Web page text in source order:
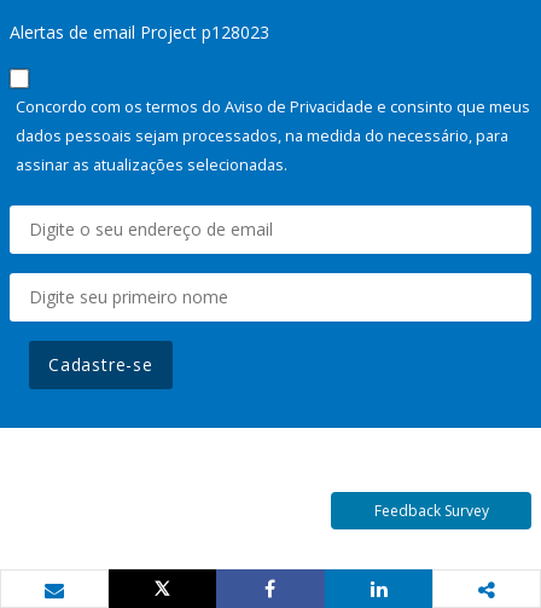
Alertas de email Project p128023
Concordo com os termos do Aviso de Privacidade e consinto que meus
dados pessoais sejam processados, na medida do necessário, para
assinar as atualizações selecionadas.
Cadastre-se
Feedback Survey